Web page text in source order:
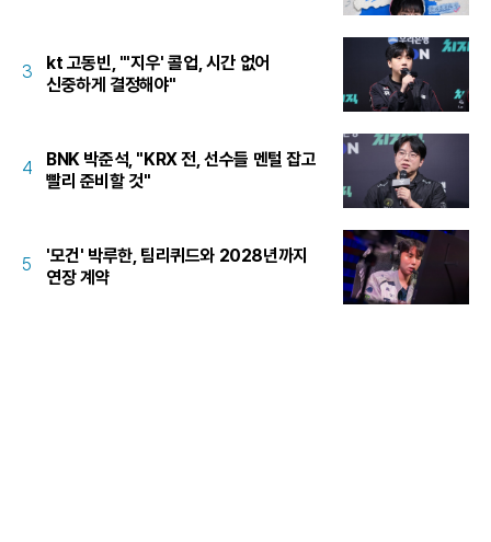
3
kt 고동빈, "'지우' 콜업, 시간 없어
신중하게 결정해야"
4
BNK 박준석, "KRX 전, 선수들 멘털 잡고
빨리 준비할 것"
5
'모건' 박루한, 팀리퀴드와 2028년까지
연장 계약